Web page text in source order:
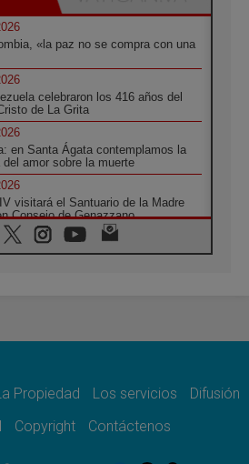
«la paz no se compra con una
celebraron los 416 años del
de La Grita
en Santa Ágata contemplamos la
amor sobre la muerte
visitará el Santuario de la Madre
Consejo de Genazzano
el Vicariato Apostólico de Calapán
en 300 días
Propiedad Los servicios
Difusión
Copyright Contáctenos